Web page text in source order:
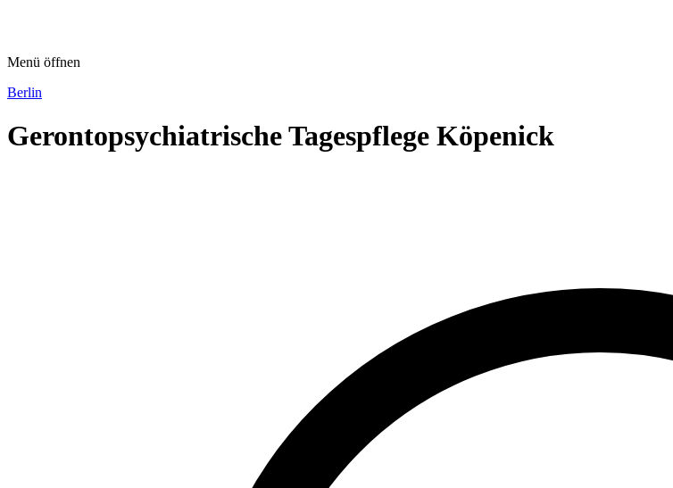
Menü öffnen
Berlin
Gerontopsychiatrische Tagespflege Köpenick